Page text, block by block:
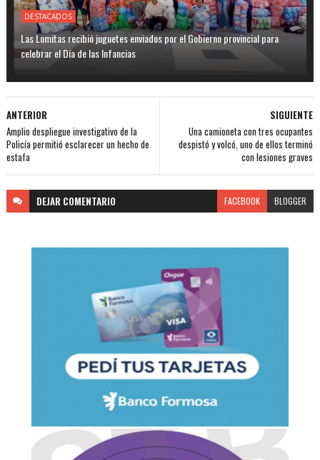
DESTACADOS
Las Lomitas recibió juguetes enviados por el Gobierno provincial para
celebrar el Día de las Infancias
SIGUIENTE
Una camioneta con tres ocupantes
despistó y volcó, uno de ellos terminó
con lesiones graves
ANTERIOR
Amplio despliegue investigativo de la
Policía permitió esclarecer un hecho de
estafa
DEJAR COMENTARIO FACEBOOK BLOGGER